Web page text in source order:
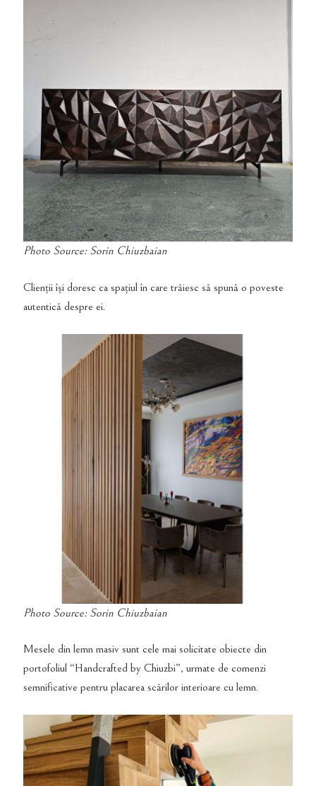
Photo Source: Sorin Chiuzbaian
Clienții își doresc ca spațiul în care trăiesc să spună o poveste
autentică despre ei.
Photo Source: Sorin Chiuzbaian
Mesele din lemn masiv sunt cele mai solicitate obiecte din
portofoliul “Handcrafted by Chiuzbi”, urmate de comenzi
semnificative pentru placarea scărilor interioare cu lemn.